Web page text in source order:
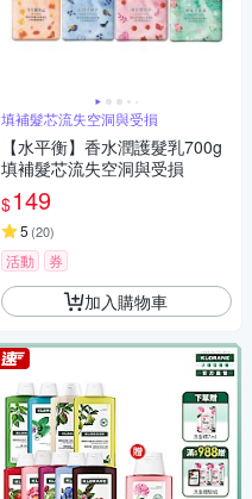
填補髮芯流失空洞與受損
【水平衡】香水潤護髮乳700g
填補髮芯流失空洞與受損
$149
5 (20)
活動 券
加入購物車